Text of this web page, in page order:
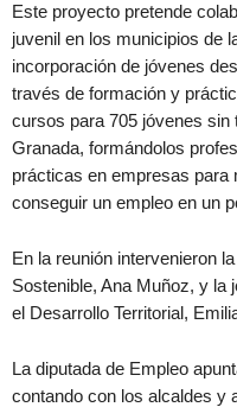
Este proyecto pretende
juvenil en los municipios de
incorporación de jóvenes
través de formación y
cursos para 705 jóvenes sin
Granada, formándolos
prácticas en empresas para
conseguir un empleo en un
En la reunión intervenieron
Sostenible, Ana Muñoz, y la
el Desarrollo Territorial,
La diputada de Empleo
contando con los alcaldes y